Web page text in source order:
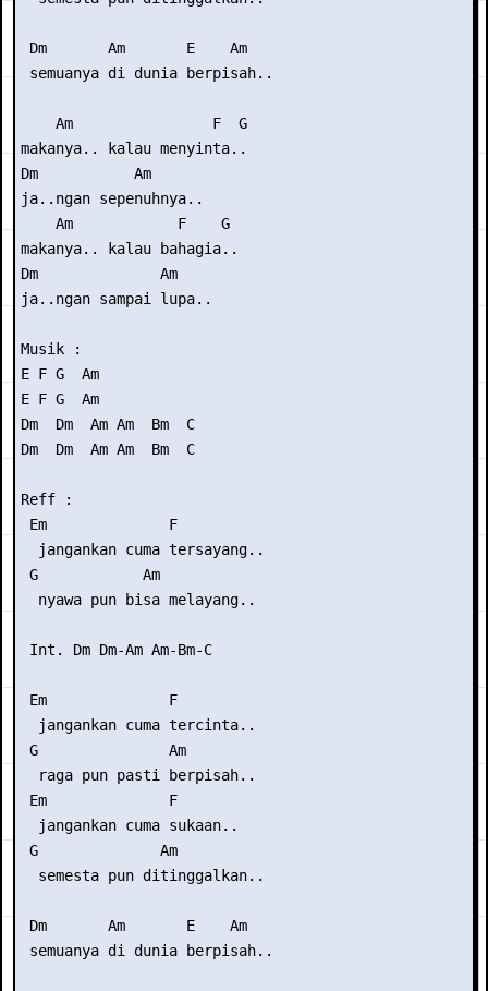
Dm       Am       E    Am
semuanya di dunia berpisah..
    Am                F  G
makanya.. kalau menyinta..
Dm           Am
ja..ngan sepenuhnya..
    Am            F    G
makanya.. kalau bahagia..
Dm              Am
ja..ngan sampai lupa..
Musik :
E F G  Am
E F G  Am
Dm  Dm  Am Am  Bm  C
Dm  Dm  Am Am  Bm  C
Reff :
Em              F
  jangankan cuma tersayang..
G            Am
  nyawa pun bisa melayang..
Int. Dm Dm-Am Am-Bm-C
Em              F
  jangankan cuma tercinta..
G               Am
  raga pun pasti berpisah..
Em              F
  jangankan cuma sukaan..
G              Am
  semesta pun ditinggalkan..
Dm       Am       E    Am
semuanya di dunia berpisah..